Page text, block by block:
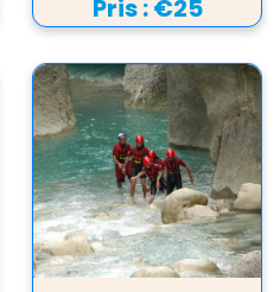
Pris :€25